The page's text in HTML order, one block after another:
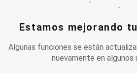
Estamos mejorando
Algunas funciones se están
nuevamente en algunos